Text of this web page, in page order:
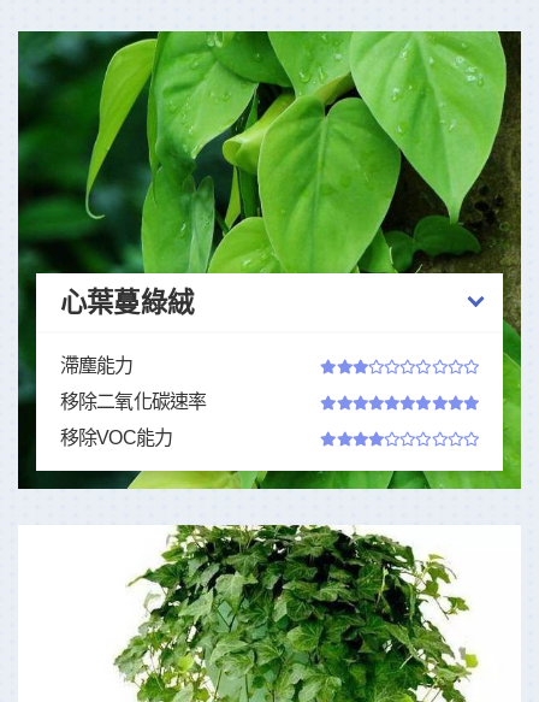
心葉蔓綠絨
滯塵能力
移除二氧化碳速率
移除VOC能力